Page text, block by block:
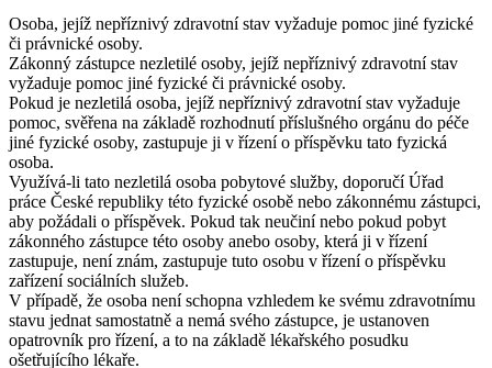
Osoba, jejíž nepříznivý zdravotní stav vyžaduje pomoc jiné fyzické
či právnické osoby.
Zákonný zástupce nezletilé osoby, jejíž nepříznivý zdravotní stav
vyžaduje pomoc jiné fyzické či právnické osoby.
Pokud je nezletilá osoba, jejíž nepříznivý zdravotní stav vyžaduje
pomoc, svěřena na základě rozhodnutí příslušného orgánu do péče
jiné fyzické osoby, zastupuje ji v řízení o příspěvku tato fyzická
osoba.
Využívá-li tato nezletilá osoba pobytové služby, doporučí Úřad
práce České republiky této fyzické osobě nebo zákonnému zástupci,
aby požádali o příspěvek. Pokud tak neučiní nebo pokud pobyt
zákonného zástupce této osoby anebo osoby, která ji v řízení
zastupuje, není znám, zastupuje tuto osobu v řízení o příspěvku
zařízení sociálních služeb.
V případě, že osoba není schopna vzhledem ke svému zdravotnímu
stavu jednat samostatně a nemá svého zástupce, je ustanoven
opatrovník pro řízení, a to na základě lékařského posudku
ošetřujícího lékaře.